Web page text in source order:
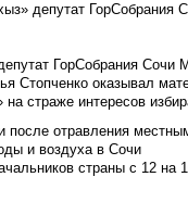
депутат ГорСобрания
ГорСобрания Сочи
Стопченко оказывал
страже интересов
отравления
и воздуха в Сочи
страны с 12 на